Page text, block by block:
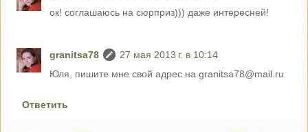
ок! соглашаюсь на сюрприз))) даже интересней!
granitsa78
27 мая 2013 г. в 10:14
Юля, пишите мне свой адрес на granitsa78@mail.ru
Ответить